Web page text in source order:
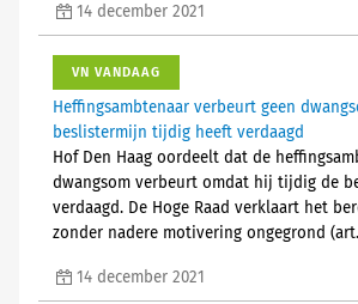
14 december 2021
VN VANDAAG
Heffingsambtenaar verbeurt geen
beslistermijn tijdig heeft verdaagd
Hof Den Haag oordeelt dat de
dwangsom verbeurt omdat hij tijdig de
verdaagd. De Hoge Raad verklaart het
zonder nadere motivering ongegrond
14 december 2021